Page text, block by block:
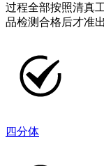
过程全部按照清真
品检测合格后才准出
四分体